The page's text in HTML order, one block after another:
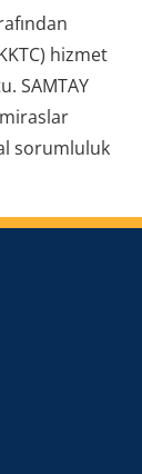
hizmet
SAMTAY
sorumluluk